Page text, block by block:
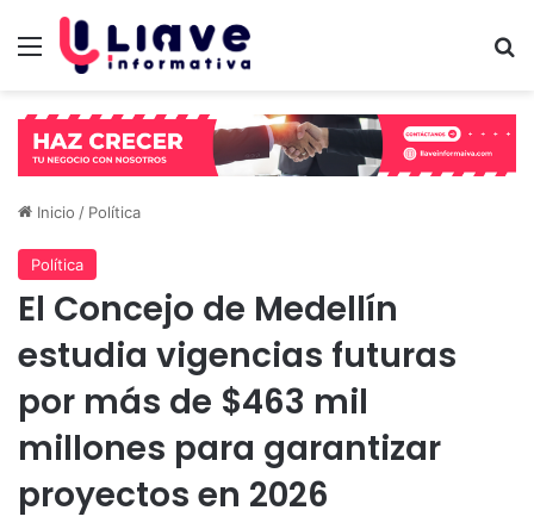
Menú
Inicio / Política
Política
El Concejo de Medellín
estudia vigencias futuras
por más de $463 mil
millones para garantizar
proyectos en 2026